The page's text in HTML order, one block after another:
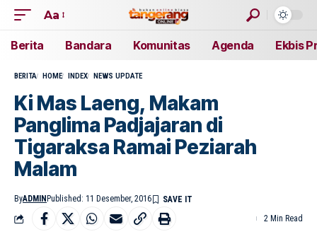
Aa
Berita Bandara Komunitas Agenda Ekbis
BERITA HOME INDEX NEWS UPDATE
Ki Mas Laeng, Makam
Panglima Padjajaran di
Tigaraksa Ramai Peziarah
Malam
ByADMIN Published: 11 Desember, 2016
2 Min Read